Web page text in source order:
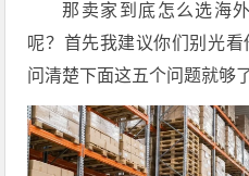
那卖家到底怎么选海
呢？首先我建议你们别光
问清楚下面这五个问题就够了